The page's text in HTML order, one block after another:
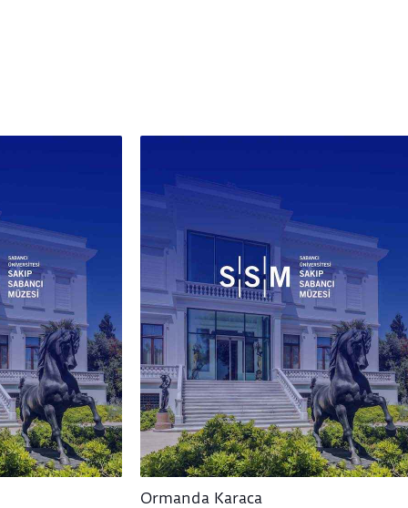
anlayışıyla birlikte okunabilir.
gösterilmesi, çiçeğin kısa ömürlü
ve yaşamın döngüselliğine
eder.
biçimsel dili, Şeker Ahmed
Paris eğitimle şekillenen
resim anlayışı çerçevesinde
Sanatçının Paris’te
i Osmânî’deki öğrenimi ve
Beaux-Arts çevresinde
Boulanger ile Jean-Léon
atölyelerinde çalışması,
ışık-gölge kullanımıyla
hacim kazandırmasında ve
plana karşı formları öne
izlenir. Bu çerçevede
Ormanda Karaca